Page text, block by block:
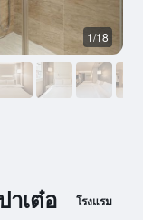
าเต๋อ โรงแรม
1/18